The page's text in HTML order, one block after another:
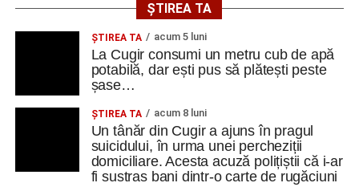
ȘTIREA TA
ȘTIREA TA acum 5 luni
La Cugir consumi un metru cub de apă
potabilă, dar ești pus să plătești peste
șase…
ȘTIREA TA acum 8 luni
Un tânăr din Cugir a ajuns în pragul
suicidului, în urma unei percheziții
domiciliare. Acesta acuză polițiștii că i-ar
fi sustras bani dintr-o carte de rugăciuni